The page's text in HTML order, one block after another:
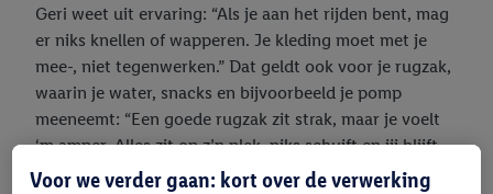
Geri weet uit ervaring: “Als je aan het rijden bent, mag
er niks knellen of wapperen. Je kleding moet met je
mee-, niet tegenwerken.” Dat geldt ook voor je rugzak,
waarin je water, snacks en bijvoorbeeld je pomp
meeneemt: “Een goede rugzak zit strak, maar je voelt
‘m amper. Alles zit op z’n plek, niks schuift en jij blijft
lekker in beweging.”
Voor we verder gaan: kort over de verwerking